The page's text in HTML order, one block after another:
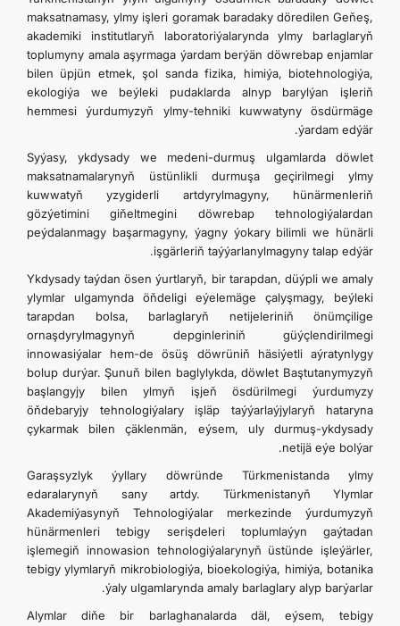
maksatnamasy, ylmy işleri goramak baradaky döredilen Geňeş,
akademiki institutlaryň laboratoriýalarynda ylmy barlaglaryň
toplumyny amala aşyrmaga ýardam berýän döwrebap enjamlar
bilen üpjün etmek, şol sanda fizika, himiýa, biotehnologiýa,
ekologiýa we beýleki pudaklarda alnyp barylýan işleriň
hemmesi ýurdumyzyň ylmy-tehniki kuwwatyny ösdürmäge
ýardam edýär.
Syýasy, ykdysady we medeni-durmuş ulgamlarda döwlet
maksatnamalarynyň üstünlikli durmuşa geçirilmegi ylmy
kuwwatyň yzygiderli artdyrylmagyny, hünärmenleriň
gözýetimini giňeltmegini döwrebap tehnologiýalardan
peýdalanmagy başarmagyny, ýagny ýokary bilimli we hünärli
işgärleriň taýýarlanylmagyny talap edýär.
Ykdysady taýdan ösen ýurtlaryň, bir tarapdan, düýpli we amaly
ylymlar ulgamynda öňdeligi eýelemäge çalyşmagy, beýleki
tarapdan bolsa, barlaglaryň netijeleriniň önümçilige
ornaşdyrylmagynyň depginleriniň güýçlendirilmegi
innowasiýalar hem-de ösüş döwrüniň häsiýetli aýratynlygy
bolup durýar. Şunuň bilen baglylykda, döwlet Baştutanymyzyň
başlangyjy bilen ylmyň işjeň ösdürilmegi ýurdumyzy
öňdebaryjy tehnologiýalary işläp taýýarlaýjylaryň hataryna
çykarmak bilen çäklenmän, eýsem, uly durmuş-ykdysady
netijä eýe bolýar.
Garaşsyzlyk ýyllary döwründe Türkmenistanda ylmy
edaralarynyň sany artdy. Türkmenistanyň Ylymlar
Akademiýasynyň Tehnologiýalar merkezinde ýurdumyzyň
hünärmenleri tebigy serişdeleri toplumlaýyn gaýtadan
işlemegiň innowasion tehnologiýalarynyň üstünde işleýärler,
tebigy ylymlaryň mikrobiologiýa, bioekologiýa, himiýa, botanika
ýaly ulgamlarynda amaly barlaglary alyp barýarlar.
Alymlar diňe bir barlaghanalarda däl, eýsem, tebigy